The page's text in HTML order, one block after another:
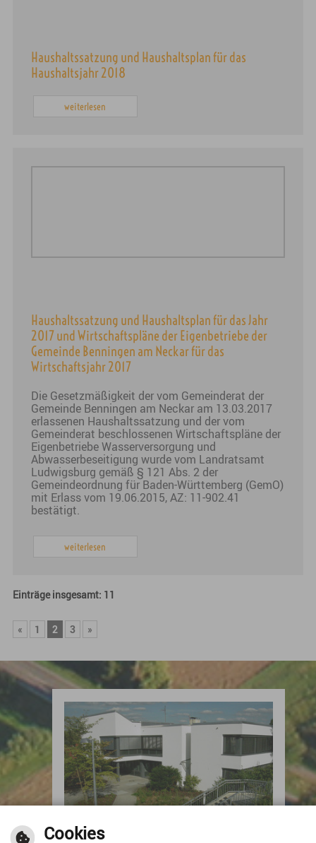
Haushaltssatzung und Haushaltsplan für das
Haushaltsjahr 2018
weiterlesen
Haushaltssatzung und Haushaltsplan für das Jahr
2017 und Wirtschaftspläne der Eigenbetriebe der
Gemeinde Benningen am Neckar für das
Wirtschaftsjahr 2017
Die Gesetzmäßigkeit der vom Gemeinderat der
Gemeinde Benningen am Neckar am 13.03.2017
erlassenen Haushaltssatzung und der vom
Gemeinderat beschlossenen Wirtschaftspläne der
Eigenbetriebe Wasserversorgung und
Abwasserbeseitigung wurde vom Landratsamt
Ludwigsburg gemäß § 121 Abs. 2 der
Gemeindeordnung für Baden-Württemberg (GemO)
mit Erlass vom 19.06.2015, AZ: 11-902.41
bestätigt.
weiterlesen
Einträge insgesamt: 11
« 1 2 3 »
Kontakt
Cookies